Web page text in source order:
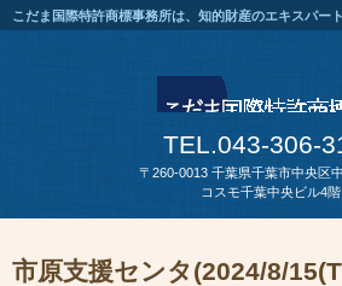
こだま国際特許商標事務所は、知的財産のエキスパート
TEL.043-306-
〒260-0013 千葉県千葉市中央区
コスモ千葉中央ビル4階
市原支援センタ(2024/8/